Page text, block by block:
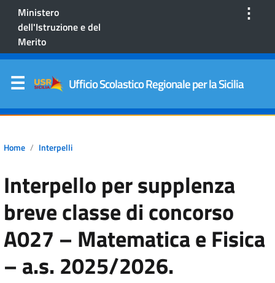
Ministero
dell'Istruzione e del
Merito
⋮
Ufficio Scolastico Regionale per la Sicilia
Home Interpelli
Interpello per supplenza
breve classe di concorso
A027 – Matematica e Fisica
– a.s. 2025/2026.